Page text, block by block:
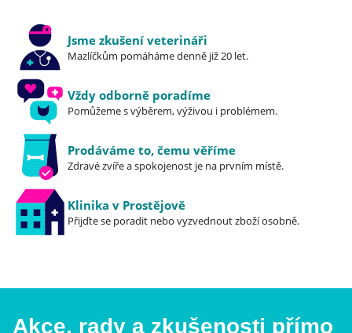
Jsme zkušení veterináři
Mazlíčkům pomáháme denně již 20 let.
Vždy odborně poradíme
Pomůžeme s výběrem, výživou i problémem.
Prodáváme to, čemu věříme
Zdravé zvíře a spokojenost je na prvním místě.
Klinika v Prostějově
Přijďte se poradit nebo vyzvednout zboží osobně.
Akce, rady a zkušenosti přímo